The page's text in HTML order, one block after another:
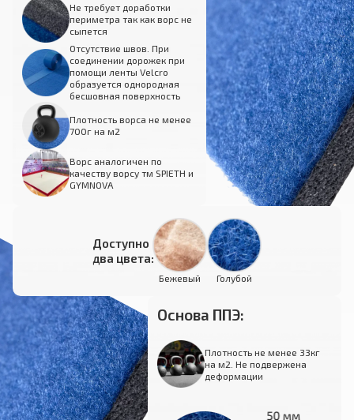
Не требует доработки
периметра так как ворс не
сыпется
Отсутствие швов. При
соединении дорожек при
помощи ленты Velcro
образуется однородная
бесшовная поверхность
Плотность ворса не менее
700г на м2
Ворс аналогичен по
качеству ворсу тм SPIETH и
GYMNOVA
Доступно
два цвета:
Бежевый Голубой
Основа ППЭ:
Плотность не менее 33кг
на м2. Не подвержена
деформации